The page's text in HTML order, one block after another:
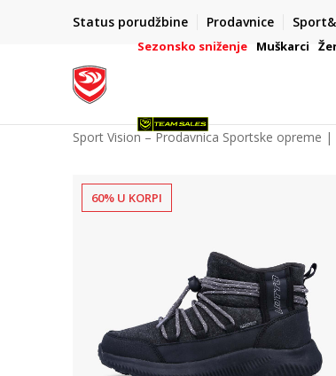
Status porudžbine Prodavnice
BESPLATNA ISPORUKA
na teritoriji BIH za sve poružbine u
Sezonsko sniženje Muškarci
Sport Vision – Prodavnica Sportske opreme |
60% U KORPI